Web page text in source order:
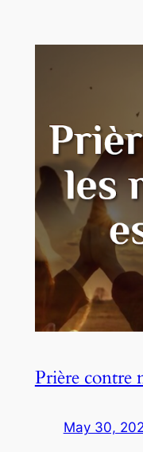
Prière contre
May 30,